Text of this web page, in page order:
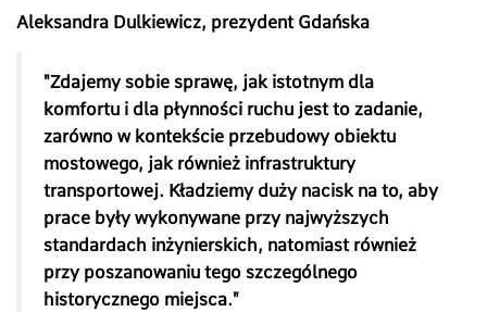
Aleksandra Dulkiewicz, prezydent Gdańska
"Zdajemy sobie sprawę, jak istotnym dla
komfortu i dla płynności ruchu jest to zadanie,
zarówno w kontekście przebudowy obiektu
mostowego, jak również infrastruktury
transportowej. Kładziemy duży nacisk na to, aby
prace były wykonywane przy najwyższych
standardach inżynierskich, natomiast również
przy poszanowaniu tego szczególnego
historycznego miejsca."